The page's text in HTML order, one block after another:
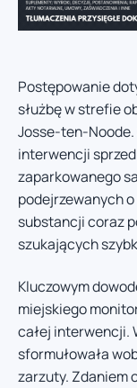
Postępowanie
służbę w strefie
Josse-ten-Noode.
interwencji
zaparkowanego
podejrzewanych
substancji coraz
szukających
Kluczowym
miejskiego
całej interwencji.
sformułowała
zarzuty. Zdaniem